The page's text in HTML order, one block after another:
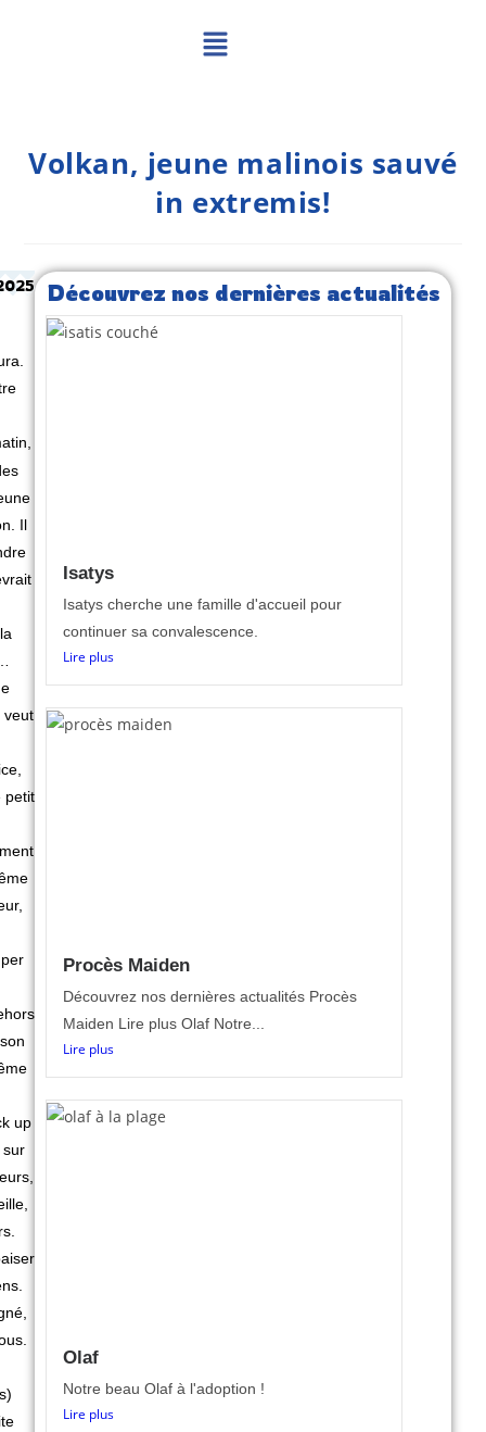
Volkan, jeune malinois sauvé
in extremis!
Découvrez nos dernières actualités
Isatys
Isatys cherche une famille d'accueil pour
continuer sa convalescence.
Lire plus
Procès Maiden
Découvrez nos dernières actualités Procès
Maiden Lire plus Olaf Notre...
Lire plus
Olaf
Notre beau Olaf à l'adoption !
Lire plus
Il
veut
petit
up
sur